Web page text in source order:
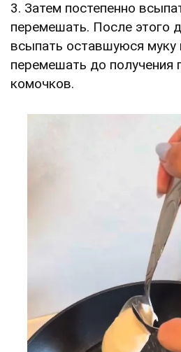
3. Затем постепенно
перемешать. После этого
всыпать оставшуюся муку
перемешать до получения
комочков.